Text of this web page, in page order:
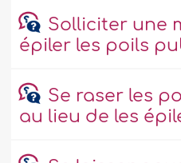
Solliciter une
épiler les poils
Se raser les
au lieu de les